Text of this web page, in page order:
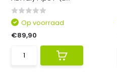
Op voorraad
€89,90